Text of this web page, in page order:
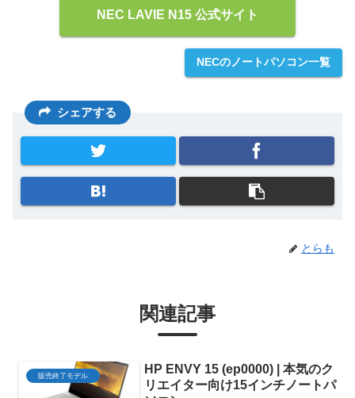
NEC LAVIE N15 公式サイト
NECのノートパソコン一覧
シェアする
とらも
関連記事
販売終了モデル
HP ENVY 15 (ep0000) | 本気のク
リエイター向け15インチノートパ